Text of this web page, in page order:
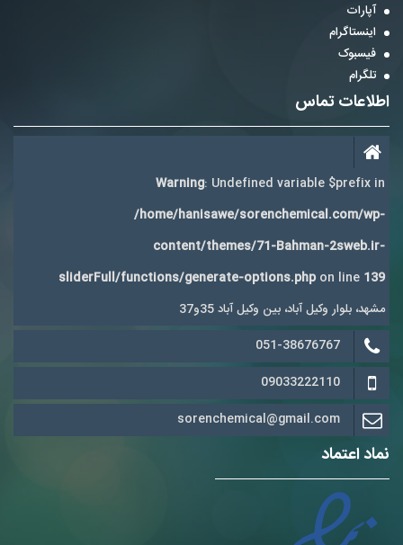
آپارات
اینستاگرام
فیسبوک
تلگرام
اطلاعات تماس
Warning: Undefined variable $prefix in
/home/hanisawe/sorenchemical.com/wp-
content/themes/71-Bahman-2sweb.ir-
sliderFull/functions/generate-options.php on line 139
مشهد، بلوار وکیل آباد، بین وکیل آباد 35و37
051-38676767
09033222110
sorenchemical@gmail.com
نماد اعتماد